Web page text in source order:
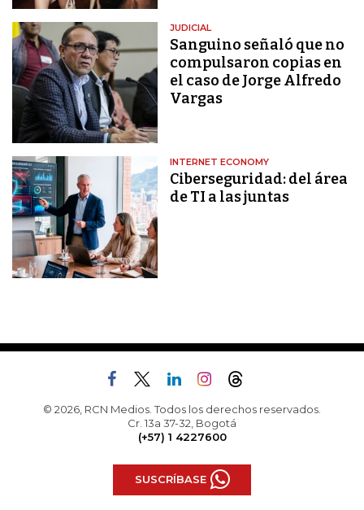
JUDICIAL
Sanguino señaló que no
compulsaron copias en
el caso de Jorge Alfredo
Vargas
INTERNET ECONOMY
Ciberseguridad: del área
de TI a las juntas
© 2026, RCN Medios. Todos los derechos reservados.
Cr. 13a 37-32, Bogotá
(+57) 1 4227600
SUSCRÍBASE